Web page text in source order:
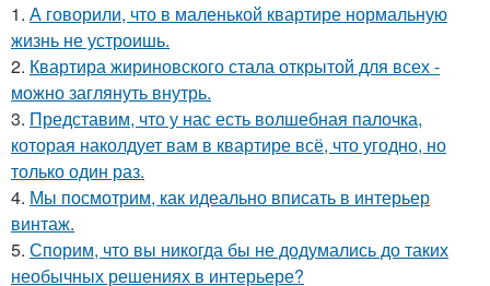
1. А говорили, что в маленькой квартире нормальную
жизнь не устроишь.
2. Квартира жириновского стала открытой для всех -
можно заглянуть внутрь.
3. Представим, что у нас есть волшебная палочка,
которая наколдует вам в квартире всё, что угодно, но
только один раз.
4. Мы посмотрим, как идеально вписать в интерьер
винтаж.
5. Спорим, что вы никогда бы не додумались до таких
необычных решениях в интерьере?